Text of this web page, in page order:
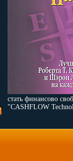
стать финансово
"CASHFLOW